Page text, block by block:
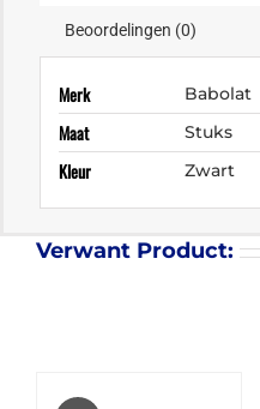
Beoordelingen (0)
Merk Babolat
Maat Stuks
Kleur Zwart
Verwant Product: